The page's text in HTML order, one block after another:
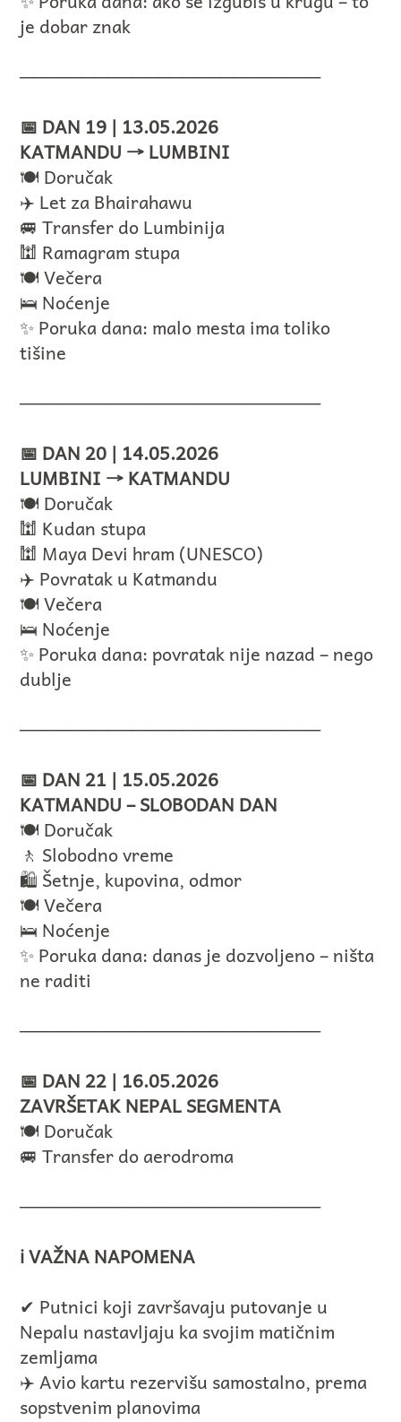
je dobar znak
────────────────────────
📅 DAN 19 | 13.05.2026
KATMANDU → LUMBINI
🍽️ Doručak
✈️ Let za Bhairahawu
🚐 Transfer do Lumbinija
🕍 Ramagram stupa
🍽️ Večera
🛌 Noćenje
✨ Poruka dana: malo mesta ima toliko
tišine
────────────────────────
📅 DAN 20 | 14.05.2026
LUMBINI → KATMANDU
🍽️ Doručak
🕍 Kudan stupa
🕍 Maya Devi hram (UNESCO)
✈️ Povratak u Katmandu
🍽️ Večera
🛌 Noćenje
✨ Poruka dana: povratak nije nazad – nego
dublje
────────────────────────
📅 DAN 21 | 15.05.2026
KATMANDU – SLOBODAN DAN
🍽️ Doručak
🚶 Slobodno vreme
🛍️ Šetnje, kupovina, odmor
🍽️ Večera
🛌 Noćenje
✨ Poruka dana: danas je dozvoljeno – ništa
ne raditi
────────────────────────
📅 DAN 22 | 16.05.2026
ZAVRŠETAK NEPAL SEGMENTA
🍽️ Doručak
🚐 Transfer do aerodroma
────────────────────────
ℹ️ VAŽNA NAPOMENA
✔ Putnici koji završavaju putovanje u
Nepalu nastavljaju ka svojim matičnim
zemljama
✈️ Avio kartu rezervišu samostalno, prema
sopstvenim planovima